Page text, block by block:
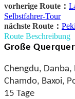
vorherige Route：
Selbstfahrer-Tour
nächste Route：
Route Beschreibung
Große
Chengdu, Danba,
Chamdo, Baxoi,
15 Tage